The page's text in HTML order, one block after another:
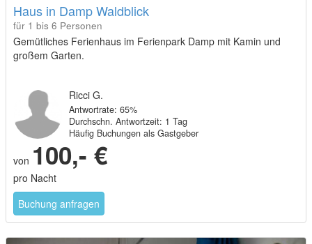
Haus in Damp Waldblick
für 1 bis 6 Personen
Gemütliches Ferienhaus im Ferienpark Damp mit Kamin und
großem Garten.
Ricci G.
Antwortrate: 65%
Durchschn. Antwortzeit: 1 Tag
Häufig Buchungen als Gastgeber
von 100,- €
pro Nacht
Buchung anfragen